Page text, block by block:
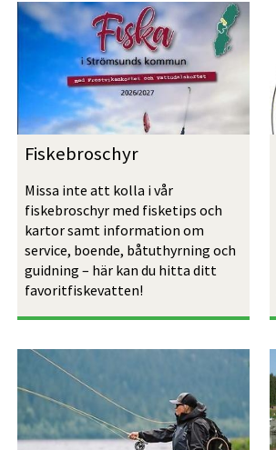
Fiskebroschyr
Missa inte att kolla i vår
fiskebroschyr med fisketips och
kartor samt information om
service, boende, båtuthyrning och
guidning – här kan du hitta ditt
favoritfiskevatten!